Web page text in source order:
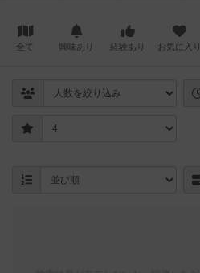
全て 興味あり 経験あり お気に入り